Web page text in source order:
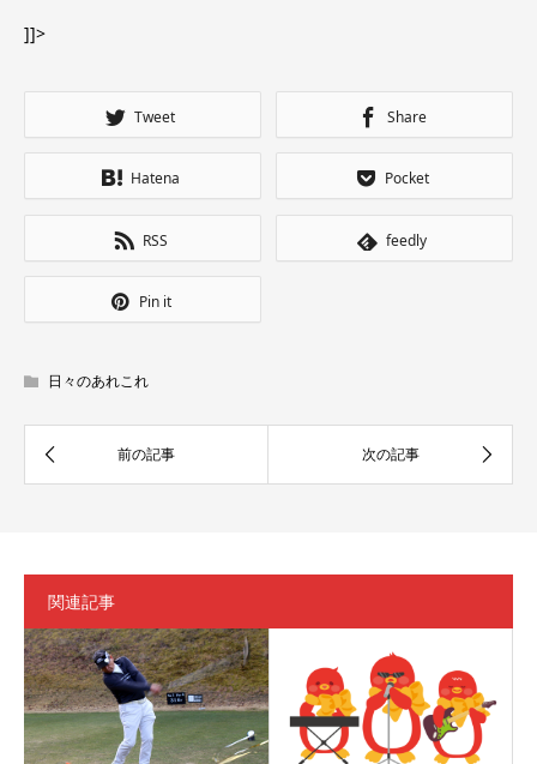
]]>
Tweet Share
Hatena Pocket
RSS feedly
Pin it
日々のあれこれ
関連記事